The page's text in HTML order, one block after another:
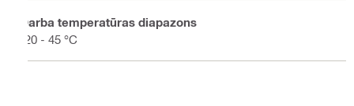
Darba temperatūras diapazons
-20 - 45 °C